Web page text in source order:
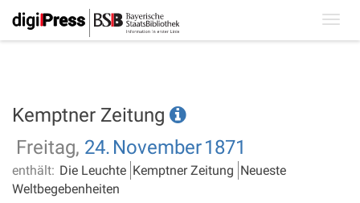
Kemptner Zeitung
Freitag, 24. November1871
enthält: Die Leuchte Kemptner Zeitung Neueste
Weltbegebenheiten